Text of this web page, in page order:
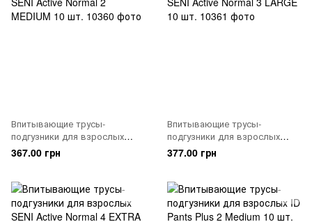
Впитывающие трусы-
подгузники для взрослых
SENI Active Normal 2 MEDIUM
10 шт.
367.00 грн
Впитывающие трусы-
подгузники для взрослых
SENI Active Normal 3 LARGE
10 шт.
377.00 грн